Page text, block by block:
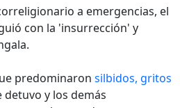
a emergencias, el
con la 'insurrección' y
predominaron silbidos, gritos
detuvo y los demás